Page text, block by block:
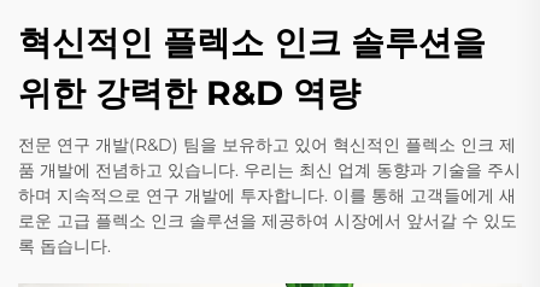
혁신적인 플렉소 인크 솔루션을
위한 강력한 R&D 역량
전문 연구 개발(R&D) 팀을 보유하고 있어 혁신적인 플렉소 인크 제
품 개발에 전념하고 있습니다. 우리는 최신 업계 동향과 기술을 주시
하며 지속적으로 연구 개발에 투자합니다. 이를 통해 고객들에게 새
로운 고급 플렉소 인크 솔루션을 제공하여 시장에서 앞서갈 수 있도
록 돕습니다.